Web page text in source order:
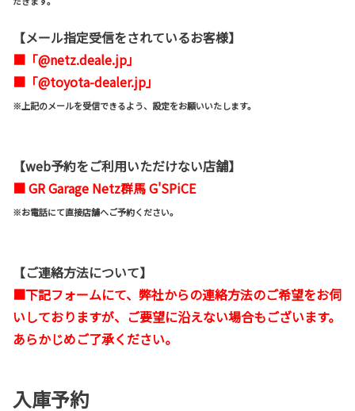
【メール指定受信をされているお客様】
■「@netz.deale.jp」
■「@toyota-dealer.jp」
※上記のメールを受信できるよう、設定をお願いいたします。
【web予約をご利用いただけない店舗】
■ GR Garage Netz群馬 G'SPiCE
※お電話にて直接店舗へご予約ください。
【ご連絡方法について】
■下記フォームにて、弊社からの連絡方法のご希望をお伺
いしておりますが、ご要望に沿えない場合もございます。
あらかじめご了承ください。
入庫予約